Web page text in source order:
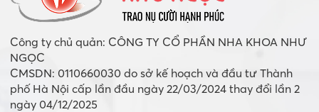
Công ty chủ quản: CÔNG TY CỔ PHẦN NHA KHOA NHƯ
NGỌC
CMSDN: 0110660030 do sở kế hoạch và đầu tư Thành
phố Hà Nội cấp lần đầu ngày 22/03/2024 thay đổi lần 2
ngày 04/12/2025